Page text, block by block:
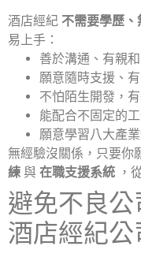
酒店經紀 不需要學歷、
易上手：
善於溝通、有親
願意隨時支援、
不怕陌生開發，
能配合不固定的
願意學習八大產
無經驗沒關係，只要你
練 與 在職支援系統 ，
避免不良
酒店經紀公